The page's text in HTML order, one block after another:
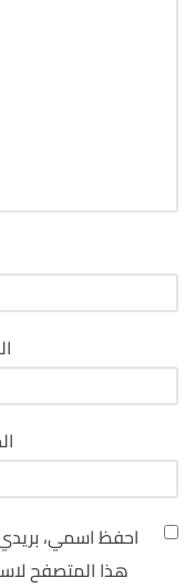
احفظ اسمي، بريدي
هذا المتصفح